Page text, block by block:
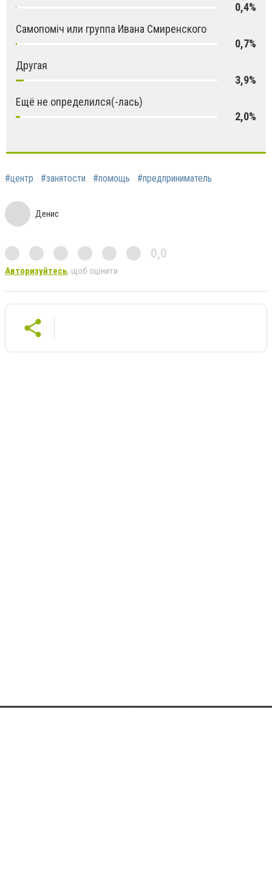
0,4%
Самопоміч или группа Ивана Смиренского
0,7%
Другая
3,9%
Ещё не определился(-лась)
2,0%
#центр #занятости #помощь #предприниматель
Денис
0,0
Авторизуйтесь, щоб оцінити